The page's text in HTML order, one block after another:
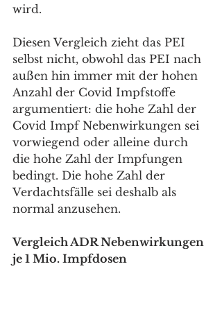
wird.
Diesen Vergleich zieht das PEI
selbst nicht, obwohl das PEI nach
außen hin immer mit der hohen
Anzahl der Covid Impfstoffe
argumentiert: die hohe Zahl der
Covid Impf Nebenwirkungen sei
vorwiegend oder alleine durch
die hohe Zahl der Impfungen
bedingt. Die hohe Zahl der
Verdachtsfälle sei deshalb als
normal anzusehen.
Vergleich ADR Nebenwirkungen
je 1 Mio. Impfdosen